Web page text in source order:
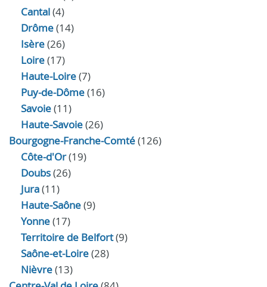
Cantal(4)
Drôme(14)
Isère(26)
Loire(17)
Haute-Loire(7)
Puy-de-Dôme(16)
Savoie(11)
Haute-Savoie(26)
Bourgogne-Franche-Comté(126)
Côte-d'Or(19)
Doubs(26)
Jura(11)
Haute‑Saône(9)
Yonne(17)
Territoire de Belfort(9)
Saône-et-Loire(28)
Nièvre(13)